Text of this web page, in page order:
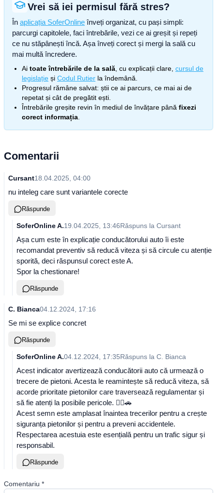
Vrei să iei permisul fără stres?
În aplicația SoferOnline înveți organizat, cu pași simpli:
parcurgi capitolele, faci întrebările, vezi ce ai greșit și repeți
ce nu stăpânești încă. Așa înveți corect și mergi la sală cu
mai multă încredere.
Ai toate întrebările de la sală , cu explicații clare, cursul de
legislație și Codul Rutier la îndemână.
Progresul rămâne salvat: știi ce ai parcurs, ce mai ai de
repetat și cât de pregătit ești.
Întrebările greșite revin în mediul de învățare până fixezi
corect informația
Comentarii
Cursant18.04.2025, 04:00
nu inteleg care sunt variantele corecte
Răspunde
SoferOnline A.19.04.2025, 13:46Răspuns la Cursant
Așa cum este în explicație conducătorului auto îi este
recomandat preventiv să reducă viteza și să circule cu atenție
sporită, deci răspunsul corect este A.
Spor la chestionare!
Răspunde
C. Bianca04.12.2024, 17:16
Se mi se explice concret
Răspunde
SoferOnline A.04.12.2024, 17:35Răspuns la C. Bianca
Acest indicator avertizează conducătorii auto că urmează o
trecere de pietoni. Acesta le reamintește să reducă viteza, să
acorde prioritate pietonilor care traversează regulamentar și
să fie atenți la posibile pericole. 🚶‍♂️🚗
Acest semn este amplasat înaintea trecerilor pentru a crește
siguranța pietonilor și pentru a preveni accidentele.
Respectarea acestuia este esențială pentru un trafic sigur și
responsabil.
Răspunde
Comentariu *